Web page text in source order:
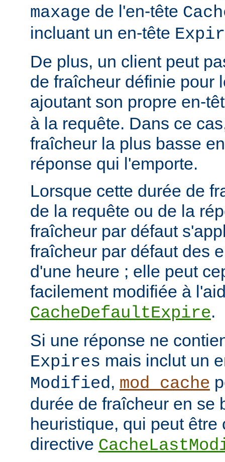
maxage de l'en-tête
incluant un en-tête
De plus, un client peut
de fraîcheur définie pour
ajoutant son propre en-
à la requête. Dans ce
fraîcheur la plus basse
réponse qui l'emporte.
Lorsque cette durée de
de la requête ou de la
fraîcheur par défaut
fraîcheur par défaut des
d'une heure ; elle peut
facilement modifiée à
CacheDefaultExpire.
Si une réponse ne
Expires mais inclut un
Modified, mod_cache
durée de fraîcheur en se
heuristique, qui peut être
directive